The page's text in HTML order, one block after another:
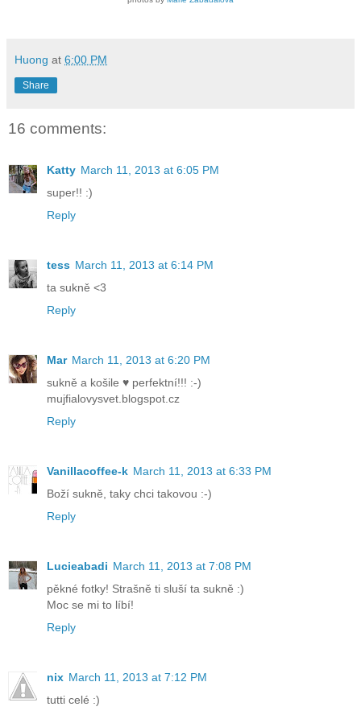
Huong at 6:00 PM
Share
16 comments:
Katty March 11, 2013 at 6:05 PM
super!! :)
Reply
tess March 11, 2013 at 6:14 PM
ta sukně <3
Reply
Mar March 11, 2013 at 6:20 PM
sukně a košile ♥ perfektní!!! :-)
mujfialovysvet.blogspot.cz
Reply
Vanillacoffee-k March 11, 2013 at 6:33 PM
Boží sukně, taky chci takovou :-)
Reply
Lucieabadi March 11, 2013 at 7:08 PM
pěkné fotky! Strašně ti sluší ta sukně :)
Moc se mi to líbí!
Reply
nix March 11, 2013 at 7:12 PM
tutti celé :)